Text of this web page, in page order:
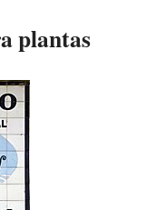
plantas